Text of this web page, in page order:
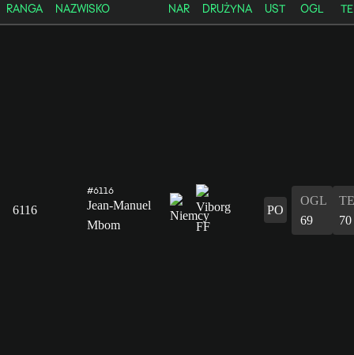
RANGA NAZWISKO NAR DRUŻYNA UST OGL
6116
#6116
Jean-Manuel
Mbom
PO
OGL
69
70